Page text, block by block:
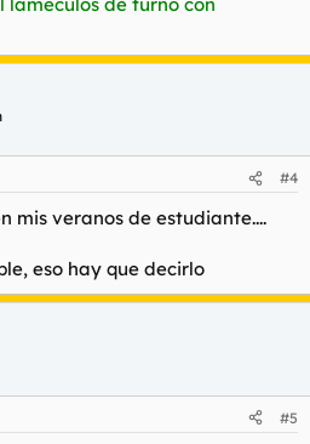
#4
mis veranos de estudiante....
eso hay que decirlo
#5